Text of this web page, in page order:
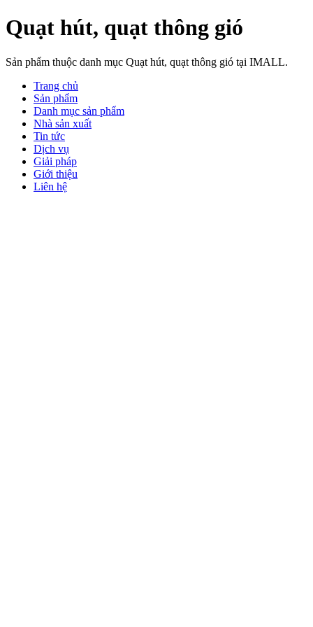
Quạt hút, quạt thông gió
Sản phẩm thuộc danh mục Quạt hút, quạt thông gió tại IMALL.
Trang chủ
Sản phẩm
Danh mục sản phẩm
Nhà sản xuất
Tin tức
Dịch vụ
Giải pháp
Giới thiệu
Liên hệ